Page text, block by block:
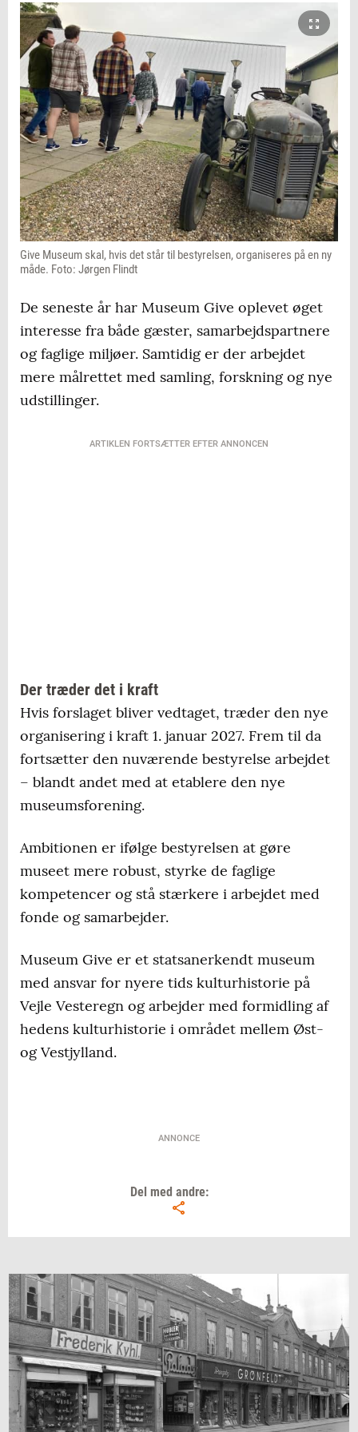
Give Museum skal, hvis det står til bestyrelsen, organiseres på en ny
måde. Foto: Jørgen Flindt
De seneste år har Museum Give oplevet øget
interesse fra både gæster, samarbejdspartnere
og faglige miljøer. Samtidig er der arbejdet
mere målrettet med samling, forskning og nye
udstillinger.
ARTIKLEN FORTSÆTTER EFTER ANNONCEN
Der træder det i kraft
Hvis forslaget bliver vedtaget, træder den nye
organisering i kraft 1. januar 2027. Frem til da
fortsætter den nuværende bestyrelse arbejdet
– blandt andet med at etablere den nye
museumsforening.
Ambitionen er ifølge bestyrelsen at gøre
museet mere robust, styrke de faglige
kompetencer og stå stærkere i arbejdet med
fonde og samarbejder.
Museum Give er et statsanerkendt museum
med ansvar for nyere tids kulturhistorie på
Vejle Vesteregn og arbejder med formidling af
hedens kulturhistorie i området mellem Øst-
og Vestjylland.
ANNONCE
Del med andre: